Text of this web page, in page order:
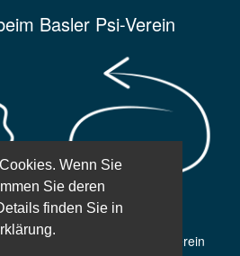
Wenn Sie
Sie deren
finden Sie in
Basler Psi-Verein
Gemeinnütziger Verein